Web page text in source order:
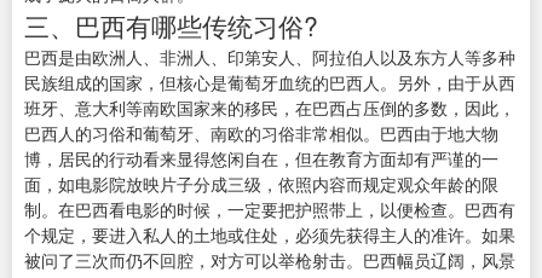
三、巴西有哪些传统习俗?
巴西是由欧洲人、非洲人、印第安人、阿拉伯人以及东方人等多种
民族组成的国家，但核心是葡萄牙血统的巴西人。另外，由于从西
班牙、意大利等南欧国家来的移民，在巴西占压倒的多数，因此，
巴西人的习俗和葡萄牙、南欧的习俗非常相似。巴西由于地大物
博，居民的行动看来显得悠闲自在，但在教育方面却有严谨的一
面，如电影院放映片子分成三级，依照内容而规定观众年龄的限
制。在巴西看电影的时候，一定要把护照带上，以便检查。巴西有
个规定，要进入私人的土地或住处，必须先获得主人的准许。如果
被问了三次而仍不回腔，对方可以举枪射击。巴西幅员辽阔，风景